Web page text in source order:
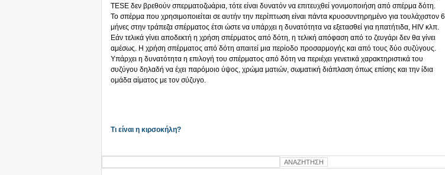
TESE δεν βρεθούν σπερματοζωάρια, τότε είναι δυνατόν να επιτευχθεί γονιμοποιήση από σπέρμα δότη.
Το σπέρμα που χρησιμοποιείται σε αυτήν την περίπτωση είναι πάντα κρυοσυντηρημένο για τουλάχιστον 6
μήνες στην τράπεζα σπέρματος έτσι ώστε να υπάρχει η δυνατότητα να εξετασθεί για ηπατήτιδα, HIV κλπ.
Εάν τελικά γίνει αποδεκτή η χρήση σπέρματος από δότη, η τελική απόφαση από το ζευγάρι δεν θα γίνει
αμέσως. Η χρήση σπέρματος από δότη απαιτεί μια περίοδο προσαρμογής και από τους δύο συζύγους.
Υπάρχει η δυνατότητα η επιλογή του σπέρματος από δότη να περιέχει γενετικά χαρακτηριστικά του
συζύγου δηλαδή να έχει παρόμοιο ύψος, χρώμα ματιών, σωματική διάπλαση όπως επίσης και την ίδια
ομάδα αίματος με τον σύζυγο.
Τι είναι η κιρσοκήλη?